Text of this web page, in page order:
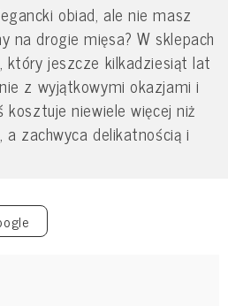
obiad, ale nie masz
na drogie mięsa? W sklepach
który jeszcze kilkadziesiąt lat
z wyjątkowymi okazjami i
kosztuje niewiele więcej niż
a zachwyca delikatnością i